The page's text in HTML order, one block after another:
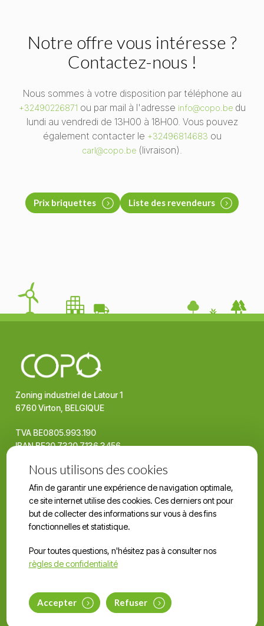
Notre offre vous intéresse ?
Contactez-nous !
Nous sommes à votre disposition par téléphone au
+32490226871 ou par mail à l'adresse info@copo.bedu
lundi au vendredi de 13H00 à 18H00. Vous pouvez
également contacter le +32496814683 ou
carl@copo.be (livraison).
Prix briquettes Liste des revendeurs
Zoning industriel de Latour 1
6760 Virton, BELGIQUE
TVA BE0805.993.190
IBAN BE20 7320 7136 3456
Liste des revendeurs
Conditions générales
Contactez-nous
info@copo.be
Réalisé par
Nous utilisons des cookies
Afin de garantir une expérience de navigation optimale,
ce site internet utilise des cookies. Ces derniers ont pour
but de collecter des informations sur vous à des fins
fonctionnelles et statistique.
Pour toutes questions, n'hésitez pas à consulter nos
règles de confidentialité
Accepter Refuser